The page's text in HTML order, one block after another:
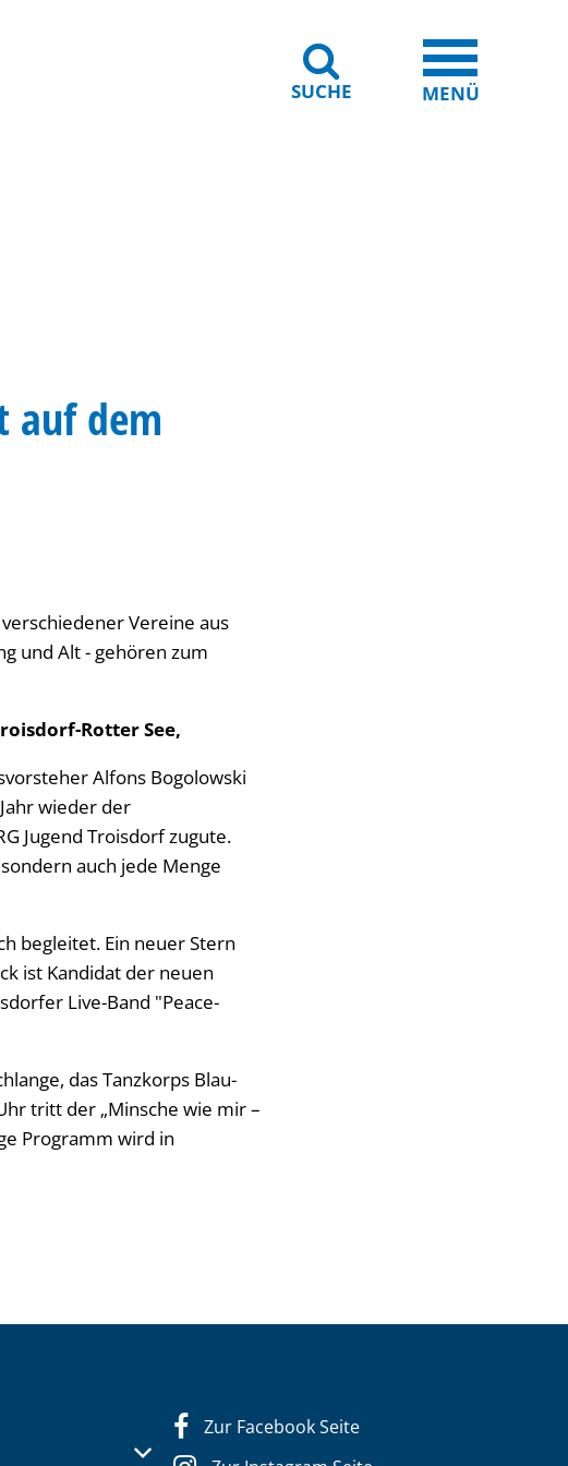
SUCHE MENÜ
auf dem
Vereine aus
und Alt - gehören zum
Rotter See,
Alfons Bogolowski
wieder der
Jugend Troisdorf zugute.
auch jede Menge
begleitet. Ein neuer Stern
ist Kandidat der neuen
Live-Band "Peace-
das Tanzkorps Blau-
tritt der „Minsche wie mir –
Programm wird in
Öffnungs- oder Schließzeiten auszublenden
Zur Facebook Seite